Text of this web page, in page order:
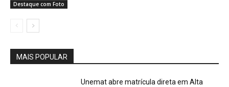
Destaque com Foto
MAIS POPULAR
Unemat abre matrícula direta em Alta